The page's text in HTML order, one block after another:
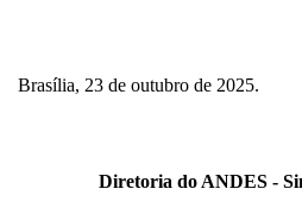
Brasília, 23 de outubro de 2025.
Diretoria do ANDES -